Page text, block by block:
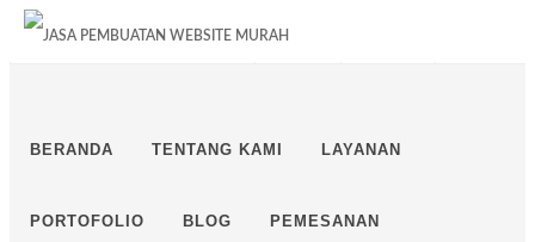
BERANDA TENTANG KAMI LAYANAN
PORTOFOLIO BLOG PEMESANAN
KEUANGAN SEKOLAH